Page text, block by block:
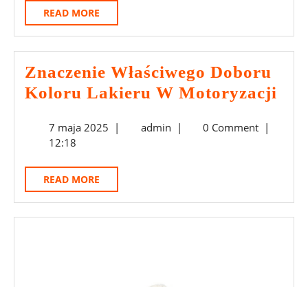
O
Twój
Pojazd
READ MORE
MORE
Znaczenie Właściwego Doboru
Koloru Lakieru W Motoryzacji
7 maja 20257 | adminadmin
| 0 Comment |
12:18
READ MORE
MORE